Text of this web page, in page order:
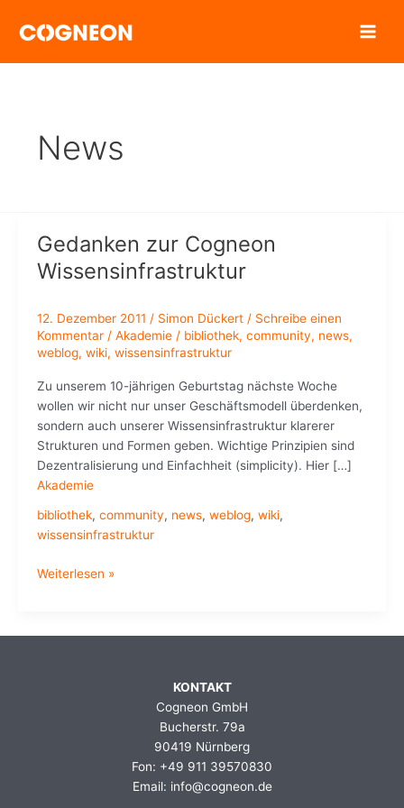
Inhalt
News
Gedanken zur Cogneon
Wissensinfrastruktur
12. Dezember 2011 / Simon Dückert / Schreibe einen
Kommentar / Akademie/ bibliothek, community, news,
weblog, wiki, wissensinfrastruktur
Zu unserem 10-jährigen Geburtstag nächste Woche
wollen wir nicht nur unser Geschäftsmodell überdenken,
sondern auch unserer Wissensinfrastruktur klarerer
Strukturen und Formen geben. Wichtige Prinzipien sind
Dezentralisierung und Einfachheit (simplicity). Hier […]
Akademie
bibliothek, community, news, weblog, wiki,
wissensinfrastruktur
Gedanken
Weiterlesen »
KONTAKT
Cogneon GmbH
Bucherstr. 79a
90419 Nürnberg
Fon: +49 911 39570830
Email: info@cogneon.de